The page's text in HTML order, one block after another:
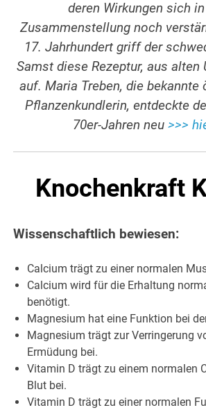
deren Wirkungen sich
Zusammenstellung noch
17. Jahrhundert griff der
Samst diese Rezeptur, aus alten
auf. Maria Treben, die
Pflanzenkundlerin, entdeckte
70er-Jahren neu >>>
Knochenkraft
Wissenschaftlich bewiesen:
Calcium trägt zu einer normalen
Calcium wird für die Erhaltung
benötigt.
Magnesium hat eine Funktion bei
Magnesium trägt zur Verringerung
Ermüdung bei.
Vitamin D trägt zu einem normalen
Blut bei.
Vitamin D trägt zu einer normalen